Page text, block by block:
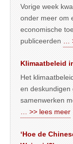
Vorige week
onder meer om
economische
publiceerden
…
Klimaatbeleid
Het
en deskundigen
samenwerken
… >> lees meer
‘Hoe de